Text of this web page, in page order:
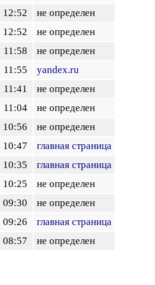
12:52
не определен
12:52
не определен
11:58
не определен
11:55
yandex.ru
11:41
не определен
11:04
не определен
10:56
не определен
10:47
главная страница
10:35
главная страница
10:25
не определен
09:30
не определен
09:26
главная страница
08:57 не определен